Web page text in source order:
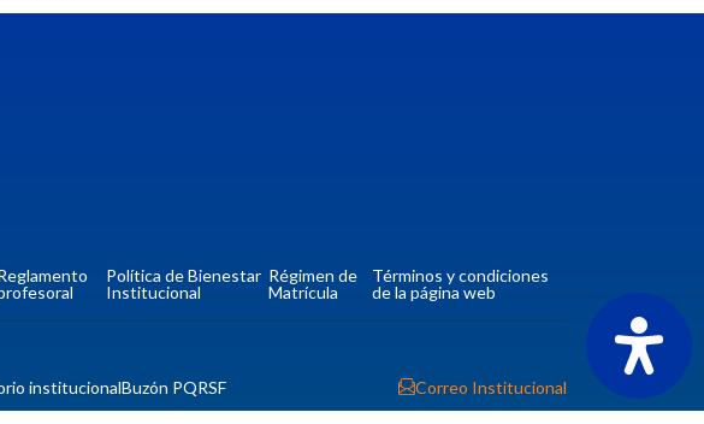
Política de Bienestar
Institucional
Régimen de
Matrícula
Términos y condiciones
de la página web
institucionalBuzón PQRSF Correo Institucional